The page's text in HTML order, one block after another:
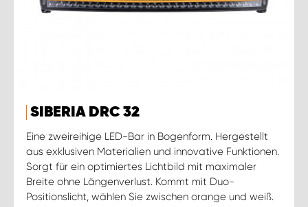
SIBERIA DRC 32
Eine zweireihige LED-Bar in Bogenform. Hergestellt
aus exklusiven Materialien und innovative Funktionen.
Sorgt für ein optimiertes Lichtbild mit maximaler
Breite ohne Längenverlust. Kommt mit Duo-
Positionslicht, wählen Sie zwischen orange und weiß.